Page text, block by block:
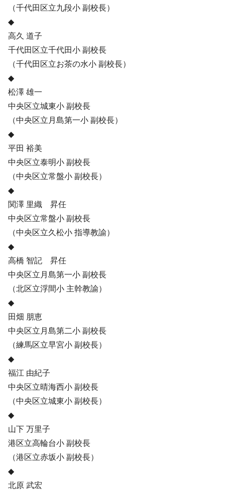
（千代田区立九段小 副校長）
◆
高久 道子
千代田区立千代田小 副校長
（千代田区立お茶の水小 副校長）
◆
松澤 雄一
中央区立城東小 副校長
（中央区立月島第一小 副校長）
◆
平田 裕美
中央区立泰明小 副校長
（中央区立常盤小 副校長）
◆
関澤 里織 昇任
中央区立常盤小 副校長
（中央区立久松小 指導教諭）
◆
高橋 智記 昇任
中央区立月島第一小 副校長
（北区立浮間小 主幹教諭）
◆
田畑 朋恵
中央区立月島第二小 副校長
（練馬区立早宮小 副校長）
◆
福江 由紀子
中央区立晴海西小 副校長
（中央区立城東小 副校長）
◆
山下 万里子
港区立高輪台小 副校長
（港区立赤坂小 副校長）
◆
北原 武宏